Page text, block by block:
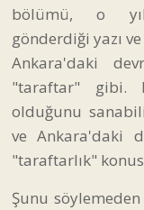
bölümü, o
gönderdiği yazı
Ankara'daki
"taraftar" gibi.
olduğunu
ve Ankara'daki
"taraftarlık"
Şunu söylemeden